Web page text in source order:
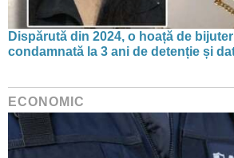
Dispărută din 2024, o hoață de
condamnată la 3 ani de detenție și
ECONOMIC